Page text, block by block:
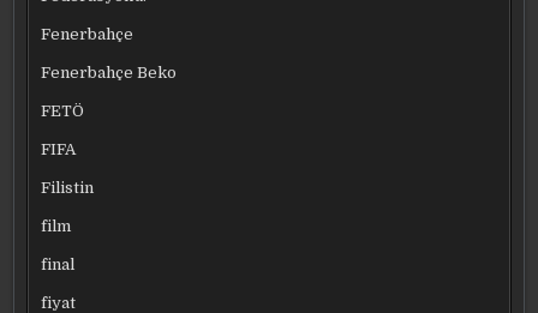
Fenerbahçe
Fenerbahçe Beko
FETÖ
FIFA
Filistin
film
final
fiyat